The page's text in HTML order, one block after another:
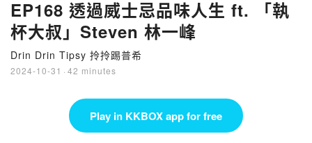
EP168 透過威士忌品味人生 ft. 「執
杯大叔」Steven 林一峰
Drin Drin Tipsy 拎拎踢普希
2024-10-31 · 42 minutes
Play in KKBOX app for free